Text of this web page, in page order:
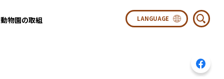
動物園の取組